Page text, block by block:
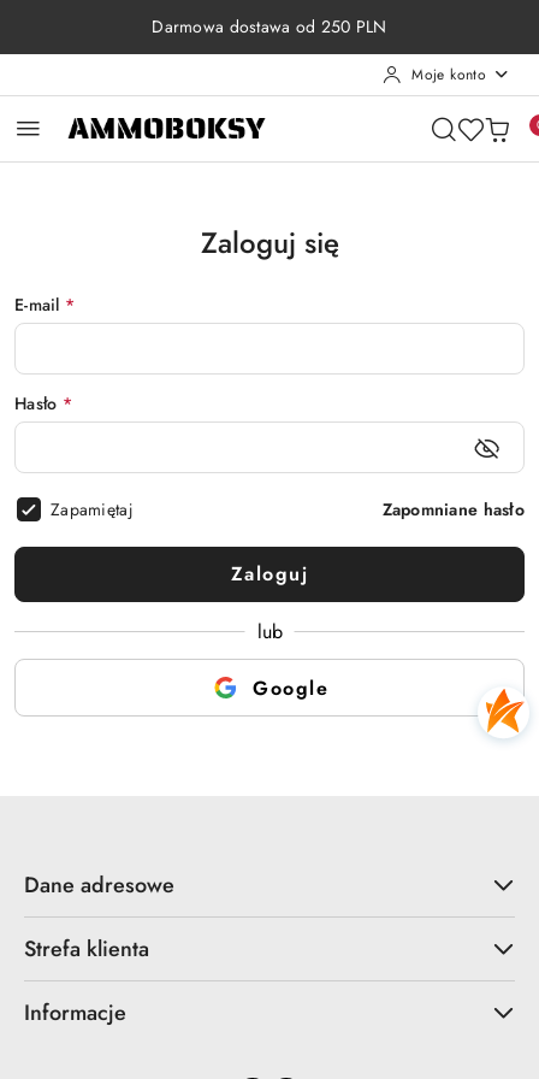
Przejdź do treści głównej
Przejdź do wyszukiwarki
Przejdź do moje konto
Przejdź do menu głównego
Przejdź do stopkiDarmowa dostawa od 250 PLN
Moje konto
Zaloguj się
E-mail *
Hasło *
Zapamiętaj Zapomniane hasło
Zaloguj
lub
Google
Dane adresowe
Strefa klienta
Informacje